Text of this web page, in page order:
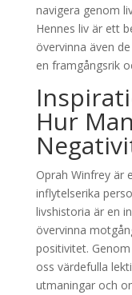
navigera genom
Hennes liv är ett
övervinna även
en framgångsrik
Hur
Oprah Winfrey är
inflytelserika
livshistoria är en
övervinna
positivitet.
oss värdefulla
utmaningar och